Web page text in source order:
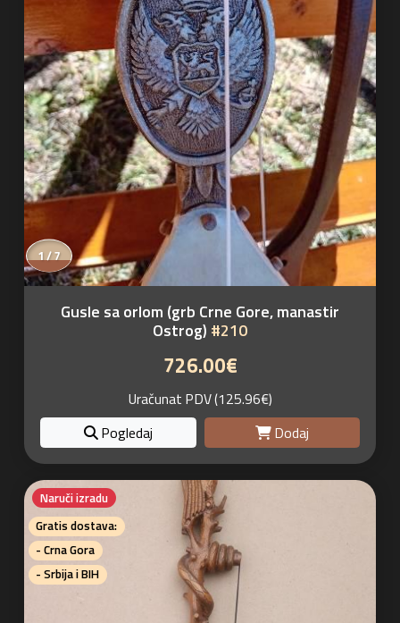
1 / 7
Gusle sa orlom (grb Crne Gore, manastir
Ostrog) #210
726.00€
Uračunat PDV (125.96€)
Pogledaj
Dodaj
Naruči izradu
Gratis dostava:
- Crna Gora
- Srbija i BIH